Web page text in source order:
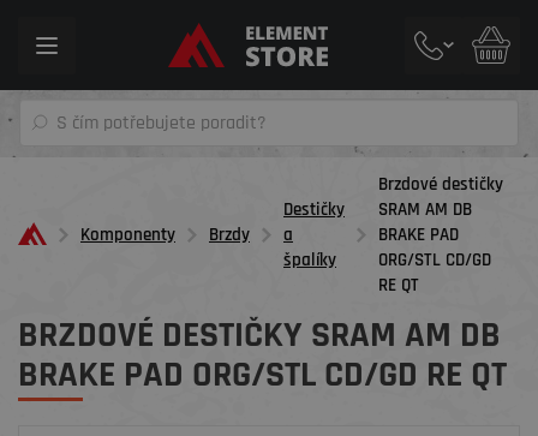
Toggle
Komponenty Brzdy
Destičky
a
špalíky
Brzdové destičky
SRAM AM DB
BRAKE PAD
ORG/STL CD/GD
RE QT
BRZDOVÉ DESTIČKY SRAM AM DB
BRAKE PAD ORG/STL CD/GD RE QT